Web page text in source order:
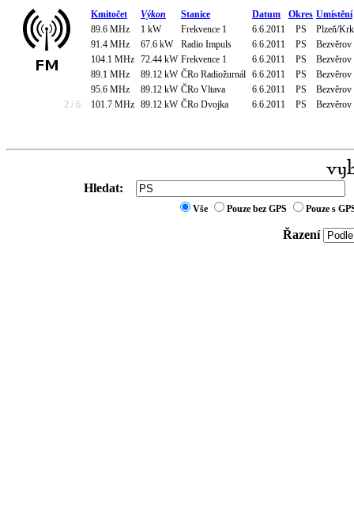
Kmitočet Výkon Stanice Datum Okres Umístění
89.6 MHz
1 kW Frekvence 1 6.6.2011 PS
Plzeň/
91.4 MHz
67.6 kW Radio Impuls 6.6.2011 PS
104.1 MHz 72.44 kW Frekvence 1 6.6.2011 PS
89.1 MHz
89.12 kW ČRo Radiožurnál 6.6.2011 PS
95.6 MHz
89.12 kW ČRo Vltava 6.6.2011 PS
2 / 6
101.7 MHz 89.12 kW ČRo Dvojka 6.6.2011 PS
Hledat:
Vše Pouze bez GPS Pouze s
Řazení